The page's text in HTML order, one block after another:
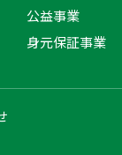
公益事業
身元保証事業